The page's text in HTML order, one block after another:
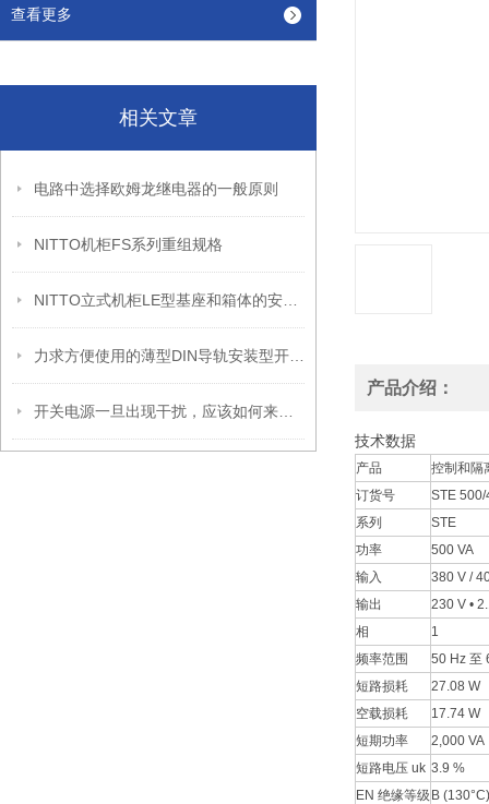
查看更多
相关文章
电路中选择欧姆龙继电器的一般原则
NITTO机柜FS系列重组规格
产品介绍：
技术数据
产品
控制和隔
订货号
STE 500/
系列
STE
功率
500 VA
输入
380 V /
输出
230 V •
相
1
频率范围
50 Hz 至
短路损耗
27.08 W
空载损耗
17.74 W
短期功率
2,000 VA
短路电压 uk 3.9 %
EN 绝缘等级 B (130°C)